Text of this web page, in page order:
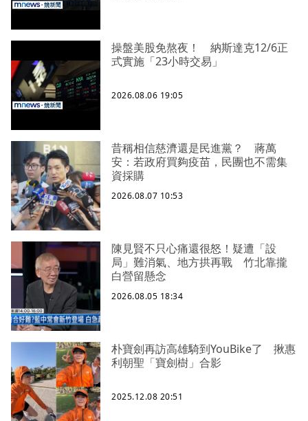
操盤美股免熬夜！ 納斯達克12/6正
式實施「23小時交易」
2026.08.06 19:05
昔稱相信慈濟還是民進黨？ 蔣萬
安：若政府買夠疫苗，民團也不需集
資採購
2026.08.07 10:53
陳見賢不只心痛還很怒！疑遭「設
局」難消氣、地方拱再戰 竹北靠攏
白營留懸念
2026.08.05 18:34
朴寶劍再訪高雄騎到YouBike了 揪惠
利朝聖「寶劍樹」合影
2025.12.08 20:51